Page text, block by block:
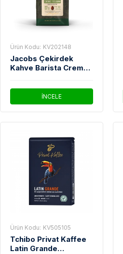
Ürün Kodu: KV202148
Jacobs Çekirdek
Kahve Barista Crema
İNCELE
Ürün Kodu: KV505105
Tchibo Privat Kaffee
Latin Grande